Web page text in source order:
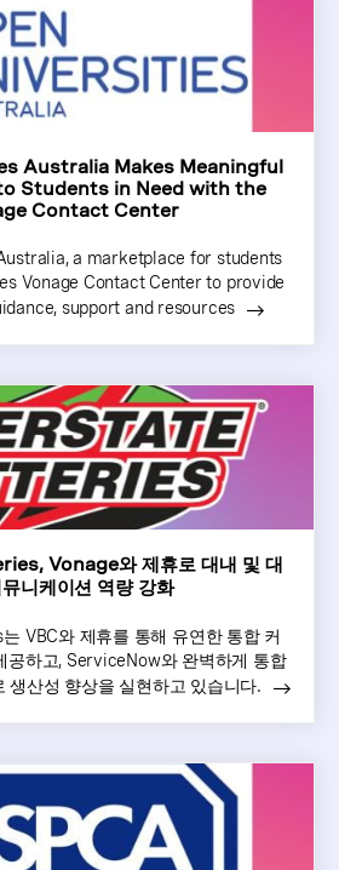
Australia Makes Meaningful
Students in Need with the
Contact Center
a marketplace for students
Vonage Contact Center to provide
support and resources
Vonage와 제휴로 대내 및 대
니케이션 역량 강화
VBC와 제휴를 통해 유연한 통합 커
공하고, ServiceNow와 완벽하게 통합
생산성 향상을 실현하고 있습니다.